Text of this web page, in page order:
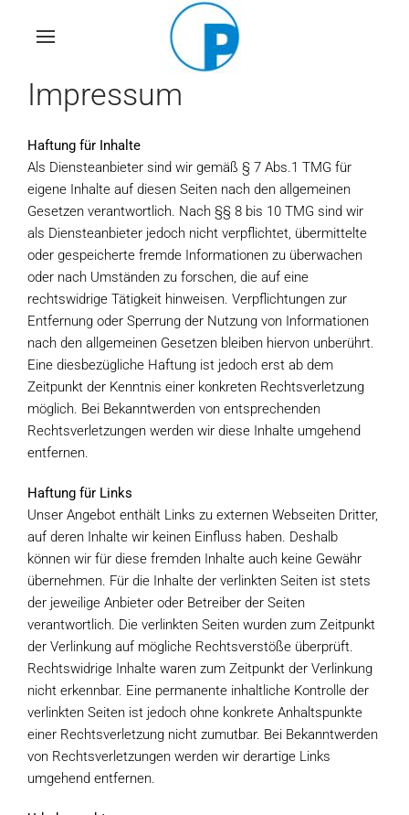
Skip
main
content
Impressum
Haftung für Inhalte
Als Diensteanbieter sind wir gemäß § 7 Abs.1 TMG für
eigene Inhalte auf diesen Seiten nach den allgemeinen
Gesetzen verantwortlich. Nach §§ 8 bis 10 TMG sind wir
als Diensteanbieter jedoch nicht verpflichtet, übermittelte
oder gespeicherte fremde Informationen zu überwachen
oder nach Umständen zu forschen, die auf eine
rechtswidrige Tätigkeit hinweisen. Verpflichtungen zur
Entfernung oder Sperrung der Nutzung von Informationen
nach den allgemeinen Gesetzen bleiben hiervon unberührt.
Eine diesbezügliche Haftung ist jedoch erst ab dem
Zeitpunkt der Kenntnis einer konkreten Rechtsverletzung
möglich. Bei Bekanntwerden von entsprechenden
Rechtsverletzungen werden wir diese Inhalte umgehend
entfernen.
Haftung für Links
Unser Angebot enthält Links zu externen Webseiten Dritter,
auf deren Inhalte wir keinen Einfluss haben. Deshalb
können wir für diese fremden Inhalte auch keine Gewähr
übernehmen. Für die Inhalte der verlinkten Seiten ist stets
der jeweilige Anbieter oder Betreiber der Seiten
verantwortlich. Die verlinkten Seiten wurden zum Zeitpunkt
der Verlinkung auf mögliche Rechtsverstöße überprüft.
Rechtswidrige Inhalte waren zum Zeitpunkt der Verlinkung
nicht erkennbar. Eine permanente inhaltliche Kontrolle der
verlinkten Seiten ist jedoch ohne konkrete Anhaltspunkte
einer Rechtsverletzung nicht zumutbar. Bei Bekanntwerden
von Rechtsverletzungen werden wir derartige Links
umgehend entfernen.